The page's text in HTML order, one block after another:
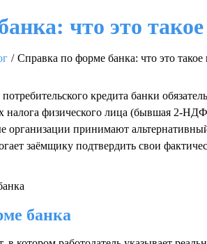
что это
Справка по форме банка: что это такое
кредита банки
налога физического лица (бывшая 2-
организации принимают
заёмщику подтвердить свои
банка